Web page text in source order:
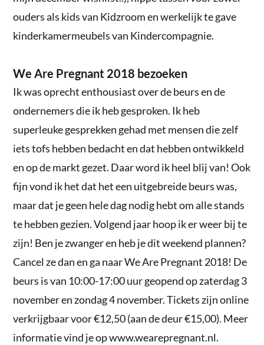
ouders als kids van Kidzroom en werkelijk te gave
kinderkamermeubels van Kindercompagnie.
We Are Pregnant 2018 bezoeken
Ik was oprecht enthousiast over de beurs en de
ondernemers die ik heb gesproken. Ik heb
superleuke gesprekken gehad met mensen die zelf
iets tofs hebben bedacht en dat hebben ontwikkeld
en op de markt gezet. Daar word ik heel blij van! Ook
fijn vond ik het dat het een uitgebreide beurs was,
maar dat je geen hele dag nodig hebt om alle stands
te hebben gezien. Volgend jaar hoop ik er weer bij te
zijn! Ben je zwanger en heb je dit weekend plannen?
Cancel ze dan en ga naar We Are Pregnant 2018! De
beurs is van 10:00-17:00 uur geopend op zaterdag 3
november en zondag 4 november. Tickets zijn online
verkrijgbaar voor €12,50 (aan de deur €15,00). Meer
informatie vind je op www.wearepregnant.nl.